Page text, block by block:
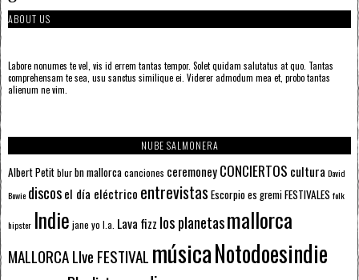
ABOUT US
Labore nonumes te vel, vis id errem tantas tempor. Solet quidam salutatus at quo. Tantas
comprehensam te sea, usu sanctus similique ei. Viderer admodum mea et, probo tantas
alienum ne vim.
NUBE SALMONERA
Albert Petitblurbn mallorcacanciones ceremoneyCONCIERTOS cultura David
Bowie discosel día eléctrico entrevistas Escorpioes gremiFESTIVALES folk
hipster Indie jane yo l.a. Lava fizz los planetasmallorca
MALLORCA LIve FESTIVAL músicaNotodoesindie